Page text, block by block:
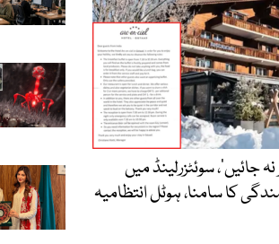
جائیں’، سوئٹزرلینڈ میں
کا سامنا، ہوٹل انتظامیہ